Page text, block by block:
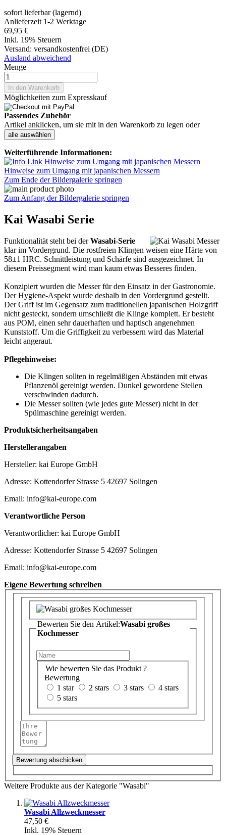
sofort lieferbar (lagernd)
Anlieferzeit 1-2 Werktage
69,95 €
Inkl. 19% Steuern
Versand: versandkostenfrei (DE)
Ausland abweichend
Menge
In den Warenkorb
Möglichkeiten zum Expresskauf
Passendes Zubehör
Artikel anklicken, um sie mit in den Warenkorb zu legen oder
alle auswählen
Weiterführende Informationen:
Hinweise zum Umgang mit japanischen Messern
Zum Ende der Bildergalerie springen
Zum Anfang der Bildergalerie springen
Kai Wasabi Serie
Funktionalität steht bei derWasabi-Serie
klar im Vordergrund. Die rostfreien Klingen weisen eine Härte von
58±1 HRC. Schnittleistung und Schärfe sind ausgezeichnet. In
diesem Preissegment wird man kaum etwas Besseres finden.
Konzipiert wurden die Messer für den Einsatz in der Gastronomie.
Der Hygiene-Aspekt wurde deshalb in den Vordergrund gestellt.
Der Griff ist im Gegensatz zum traditionellen japanischen Holzgriff
nicht gesteckt, sondern umschließt die Klinge komplett. Er besteht
aus POM, einen sehr dauerhaften und haptisch angenehmen
Kunststoff. Um die Griffigkeit zu verbessern wird das Material
leicht angeraut.
Pflegehinweise:
Die Klingen sollten in regelmäßigen Abständen mit etwas
Pflanzenöl gereinigt werden. Dunkel gewordene Stellen
verschwinden dadurch.
Die Messer sollten (wie jedes gute Messer) nicht in der
Spülmaschine gereinigt werden.
Produktsicherheitsangaben
Herstellerangaben
Hersteller: kai Europe GmbH
Adresse: Kottendorfer Strasse 5 42697 Solingen
Email: info@kai-europe.com
Verantwortliche Person
Verantwortlicher: kai Europe GmbH
Adresse: Kottendorfer Strasse 5 42697 Solingen
Email: info@kai-europe.com
Eigene Bewertung schreiben
Bewerten Sie den Artikel:Wasabi großes
Kochmesser
Wie bewerten Sie das Produkt ?
Bewertung
1 star
2 stars 3 stars
4 stars
5 stars
Bewertung abschicken
Weitere Produkte aus der Kategorie "Wasabi"
Wasabi Allzweckmesser
47,50 €
Inkl. 19% Steuern